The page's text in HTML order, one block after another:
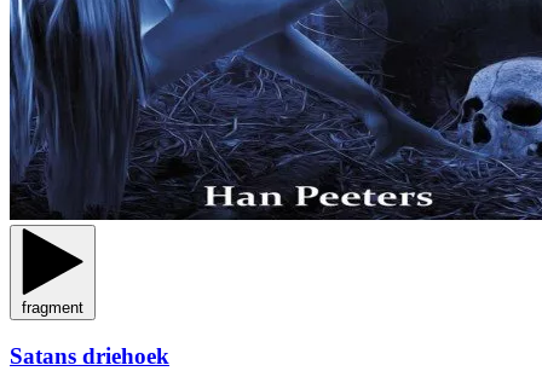
fragment
Satans driehoek